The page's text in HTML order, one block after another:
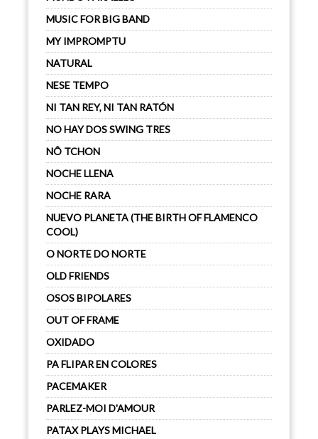
MUSIC FOR BIG BAND
MY IMPROMPTU
NATURAL
NESE TEMPO
NI TAN REY, NI TAN RATÓN
NO HAY DOS SWING TRES
NÔ TCHON
NOCHE LLENA
NOCHE RARA
NUEVO PLANETA (THE BIRTH OF FLAMENCO
COOL)
O NORTE DO NORTE
OLD FRIENDS
OSOS BIPOLARES
OUT OF FRAME
OXIDADO
PA FLIPAR EN COLORES
PACEMAKER
PARLEZ-MOI D'AMOUR
PATAX PLAYS MICHAEL